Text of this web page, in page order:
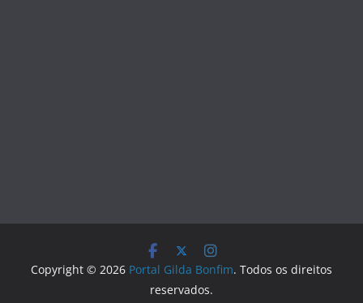
Copyright © 2026 Portal Gilda Bonfim. Todos os direitos
reservados.